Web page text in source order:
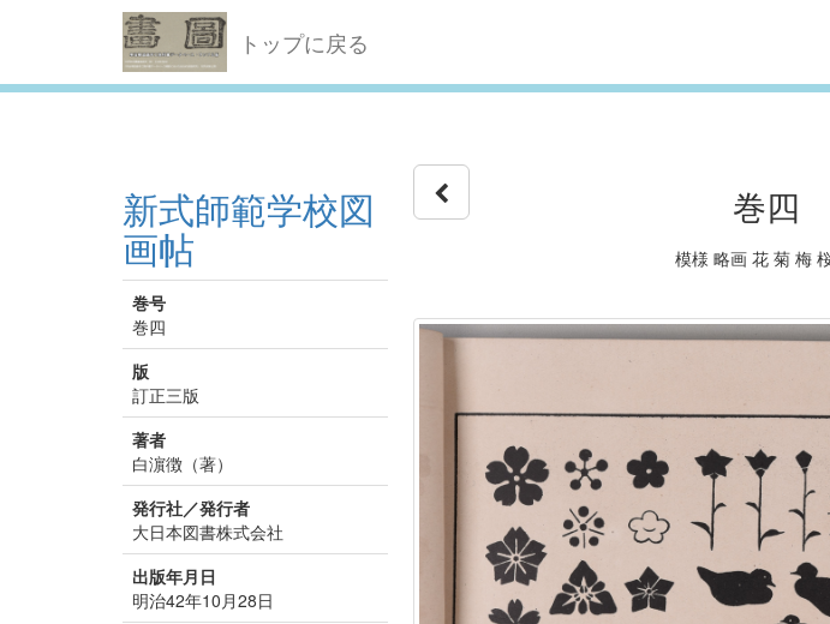
トップに戻る
新式師範学校図
画帖
巻号
巻四
版
訂正三版
著者
白濵徴（著）
発行社／発行者
大日本図書株式会社
出版年月日
明治42年10月28日
巻四
模様 略画 花 菊 梅